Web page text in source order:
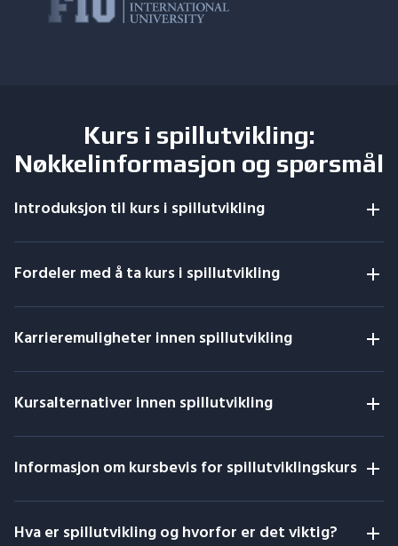
Kurs i spillutvikling:
Nøkkelinformasjon og spørsmål
Introduksjon til kurs i spillutvikling
Fordeler med å ta kurs i spillutvikling
Karrieremuligheter innen spillutvikling
Kursalternativer innen spillutvikling
Informasjon om kursbevis for spillutviklingskurs
Hva er spillutvikling og hvorfor er det viktig?